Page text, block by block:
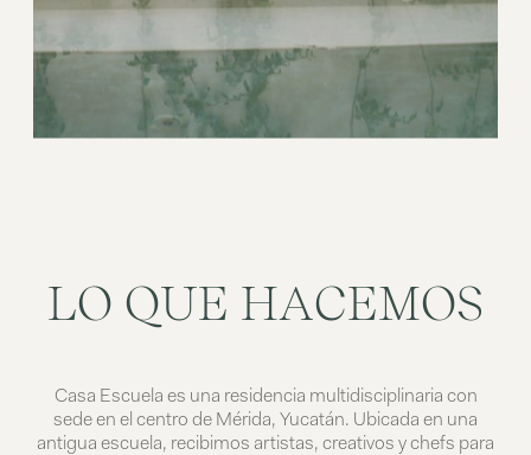
LO QUE HACEMOS
Casa Escuela es una residencia multidisciplinaria con
sede en el centro de Mérida, Yucatán. Ubicada en una
antigua escuela, recibimos artistas, creativos y chefs para